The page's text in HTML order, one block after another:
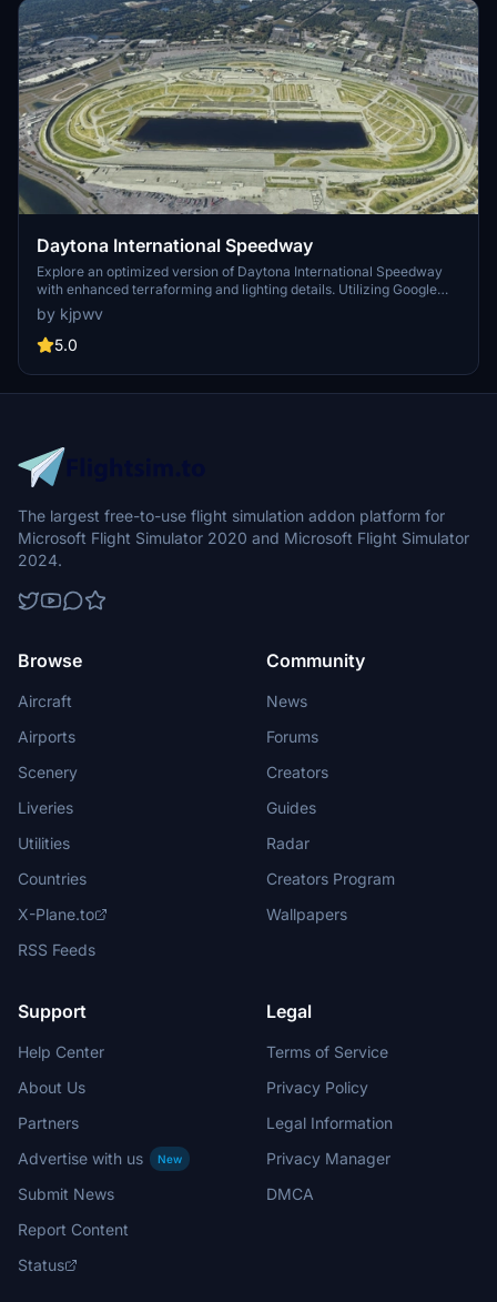
Daytona International Speedway
Explore an optimized version of Daytona International Speedway
with enhanced terraforming and lighting details. Utilizing Google
Photogrammetry post-2016 remodel, this add-on captures the
iconic racetrack with updated features. Version 1.1 includes
recaptured turns, tweaked terraforming, and a new POI marker for
Folder to install.
by kjpwv
5.0
The largest free-to-use flight simulation addon platform for
Microsoft Flight Simulator 2020 and Microsoft Flight Simulator
2024.
Browse
Aircraft
Airports
Scenery
Liveries
Utilities
Countries
X-Plane.to
RSS Feeds
Community
News
Forums
Creators
Guides
Radar
Creators Program
Wallpapers
Support
Help Center
About Us
Partners
Advertise with us
New
Submit News
Report Content
Status
Legal
Terms of Service
Privacy Policy
Legal Information
Privacy Manager
DMCA